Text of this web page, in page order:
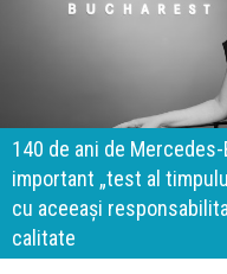
140 de ani de Mercedes-
important „test al
cu aceeași
calitate